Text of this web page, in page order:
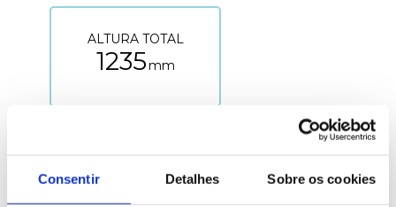
Consentir Detalhes Sobre os cookies
ALTURA TOTAL
1235mm
558